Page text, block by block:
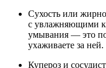
Сухость или
с увлажняющими
умывания — это
ухаживаете за ней.
Купероз и